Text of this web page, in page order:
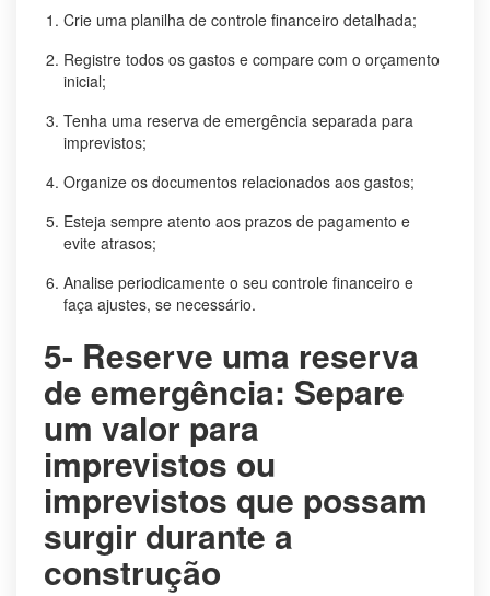
Crie uma planilha de controle financeiro detalhada;
Registre todos os gastos e compare com o orçamento
inicial;
Tenha uma reserva de emergência separada para
imprevistos;
Organize os documentos relacionados aos gastos;
Esteja sempre atento aos prazos de pagamento e
evite atrasos;
Analise periodicamente o seu controle financeiro e
faça ajustes, se necessário.
5- Reserve uma reserva
de emergência: Separe
um valor para
imprevistos ou
imprevistos que possam
surgir durante a
construção